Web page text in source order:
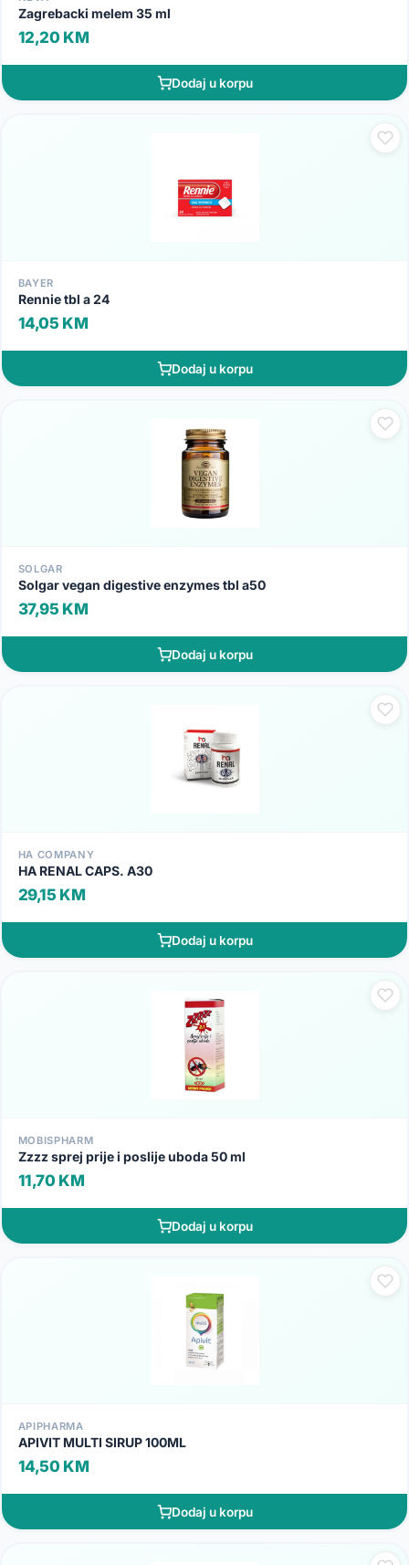
Zagrebacki melem 35 ml
12,20 KM
Dodaj u korpu
BAYER
Rennie tbl a 24
14,05 KM
Dodaj u korpu
SOLGAR
Solgar vegan digestive enzymes tbl a50
37,95 KM
Dodaj u korpu
HA COMPANY
HA RENAL CAPS. A30
29,15 KM
Dodaj u korpu
MOBISPHARM
Zzzz sprej prije i poslije uboda 50 ml
11,70 KM
Dodaj u korpu
APIPHARMA
APIVIT MULTI SIRUP 100ML
14,50 KM
Dodaj u korpu